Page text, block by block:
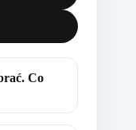
Co